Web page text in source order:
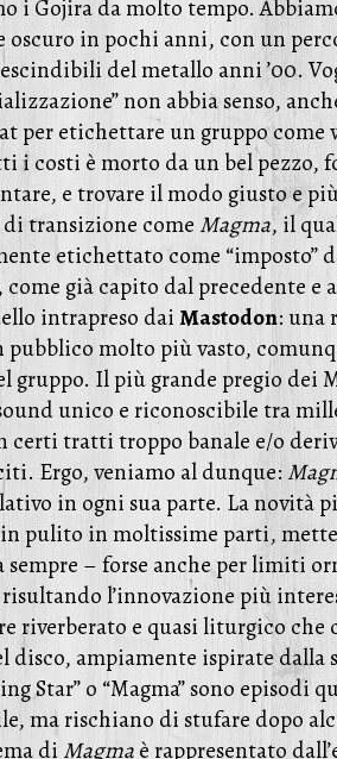
i Gojira da molto tempo.
oscuro in pochi anni, con un
del metallo anni ’00.
non abbia senso,
per etichettare un gruppo come
i costi è morto da un bel pezzo,
e trovare il modo giusto e
transizione come Magma, il
etichettato come “imposto”
come già capito dal precedente e
intrapreso daiMastodon: una
pubblico molto più vasto,
gruppo. Il più grande pregio dei
unico e riconoscibile tra
certi tratti troppo banale e/o
Ergo, veniamo al dunque:
in ogni sua parte. La novità
pulito in moltissime parti,
sempre – forse anche per limiti
l’innovazione più
riverberato e quasi liturgico
disco, ampiamente ispirate
Star” o “Magma” sono
ma rischiano di stufare dopo
di Magmaè rappresentato